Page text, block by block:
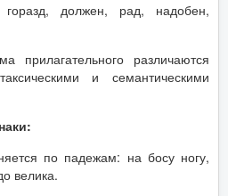
горазд, должен, рад, надобен,
прилагательного различаются
и семантическими
по падежам: на босу ногу,
велика.